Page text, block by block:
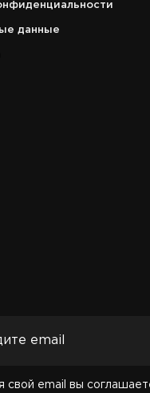
данные c
свой email вы